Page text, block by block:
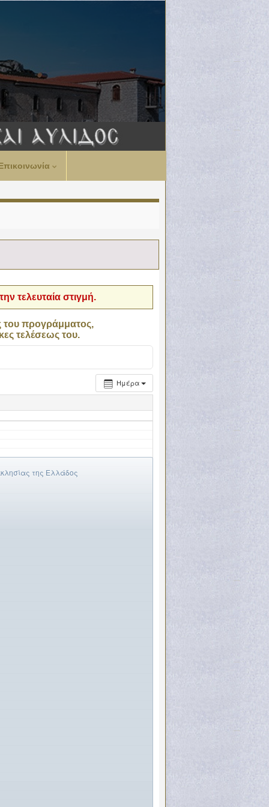
τελευταία στιγμή.
του προγράμματος,
τελέσεως του.
Ημέρα
της Ελλάδος